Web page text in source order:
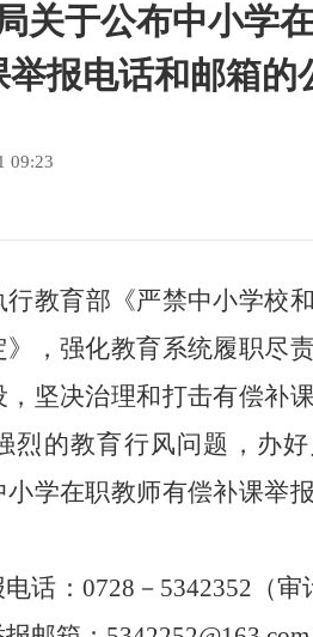
关于公布中小学
举报电话和邮箱的
09:23
行教育部《严禁中小学校
》，强化教育系统履职尽
坚决治理和打击有偿补
烈的教育行风问题，办
学在职教师有偿补课举
话： 0728－5342352（审